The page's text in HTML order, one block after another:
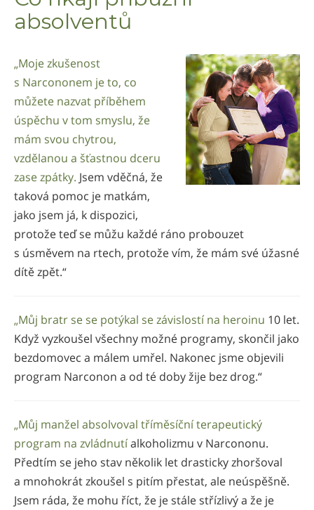
absolventů
„Moje zkušenost
s Narcononem je to, co
můžete nazvat příběhem
úspěchu v tom smyslu, že
mám svou chytrou,
vzdělanou a šťastnou dceru
zase zpátky. Jsem vděčná, že
taková pomoc je matkám,
jako jsem já, k dispozici,
protože teď se můžu každé ráno probouzet
s úsměvem na rtech, protože vím, že mám své úžasné
dítě zpět.“
„Můj bratr se se potýkal se závislostí na heroinu 10 let.
Když vyzkoušel všechny možné programy, skončil jako
bezdomovec a málem umřel. Nakonec jsme objevili
program Narconon a od té doby žije bez drog.“
„Můj manžel absolvoval tříměsíční terapeutický
program na zvládnutíalkoholizmu v Narcononu.
Předtím se jeho stav několik let drasticky zhoršoval
a mnohokrát zkoušel s pitím přestat, ale neúspěšně.
Jsem ráda, že mohu říct, že je stále střízlivý a že je